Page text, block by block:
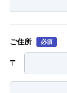
ご住所 必須
〒